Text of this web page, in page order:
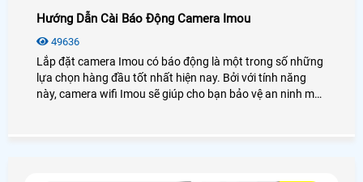
Hướng Dẫn Cài Báo Động Camera Imou
49636
Lắp đặt camera Imou có báo động là một trong số những
lựa chọn hàng đầu tốt nhất hiện nay. Bởi với tính năng
này, camera wifi Imou sẽ giúp cho bạn bảo vệ an ninh một